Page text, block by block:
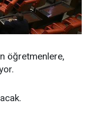
öğretmenlere,